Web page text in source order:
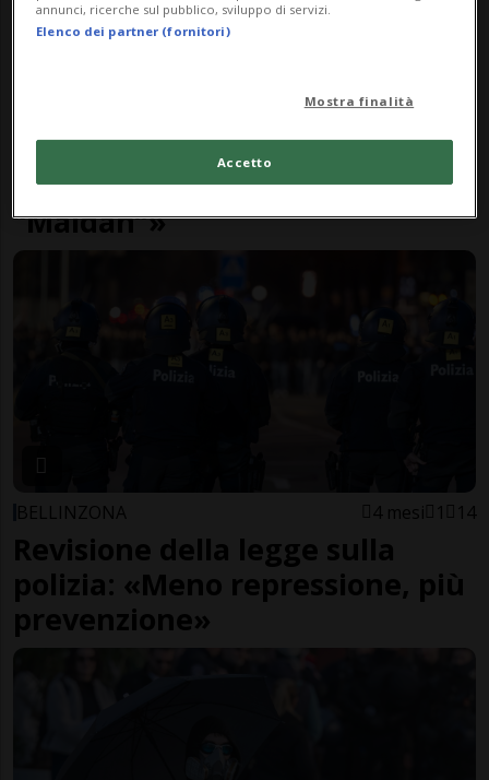
4 mesi
«Pressioni ucraine contro la
proiezione del documentario
“Maidan”»
BELLINZONA 4 mesi 1 14
Revisione della legge sulla
polizia: «Meno repressione, più
prevenzione»
annunci, ricerche sul pubblico, sviluppo di servizi.
Elenco dei partner (fornitori)
Mostra finalità
Accetto